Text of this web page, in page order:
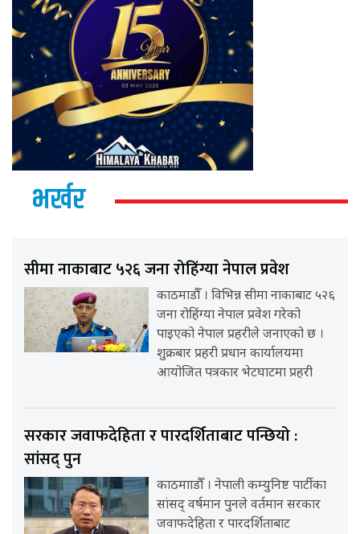
भर्खर
सीमा नाकाबाट ५२६ जना रोहिंग्या नेपाल प्रवेश
काठमाडौँ । विभिन्न सीमा नाकाबाट ५२६
जना रोहिंग्या नेपाल प्रवेश गरेको
पाइएको नेपाल प्रहरीले जनाएको छ ।
शुक्रबार प्रहरी प्रधान कार्यालयमा
आयोजित पत्रकार भेटघाटमा प्रहरी
सरकार जवाफदेहिता र पारदर्शिताबाट पन्छियो :
सांसद् पुन
काठमााडौँ । नेपाली कम्युनिष्ट पार्टीका
सांसद् वर्षमान पुनले वर्तमान सरकार
जवाफदेहिता र पारदर्शिताबाट